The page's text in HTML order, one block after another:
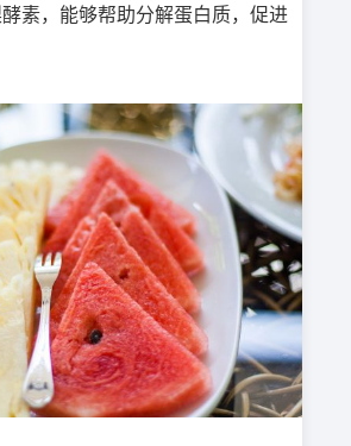
素，能够帮助分解蛋白质，促进